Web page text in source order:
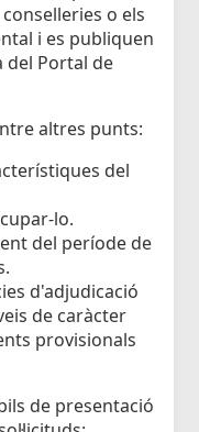
o els
i es publiquen
del Portal de
altres punts:
del
lo.
del període de
d'adjudicació
de caràcter
provisionals
de presentació